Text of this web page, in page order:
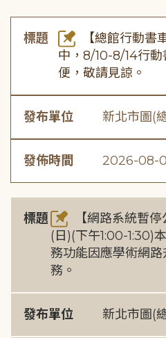
標題
【總館行動書
中，8/10-8/14行
便，敬請見諒。
發布單位 新北市圖(
發佈時間 2026-08-
標題
【網路系統暫停
(日)(下午1:00-1:30)
務功能因應學術網
務。
發布單位 新北市圖(